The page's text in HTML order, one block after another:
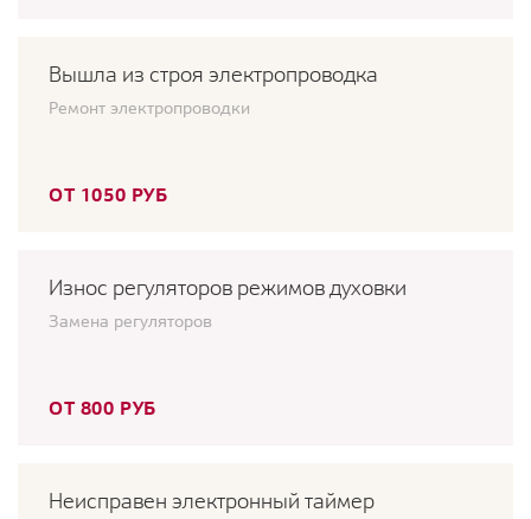
Вышла из строя электропроводка
Ремонт электропроводки
ОТ 1050 РУБ
Износ регуляторов режимов духовки
Замена регуляторов
ОТ 800 РУБ
Неисправен электронный таймер